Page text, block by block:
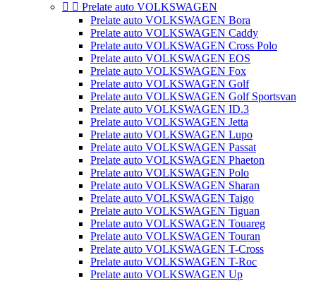
  Prelate auto VOLKSWAGEN
Prelate auto VOLKSWAGEN Bora
Prelate auto VOLKSWAGEN Caddy
Prelate auto VOLKSWAGEN Cross Polo
Prelate auto VOLKSWAGEN EOS
Prelate auto VOLKSWAGEN Fox
Prelate auto VOLKSWAGEN Golf
Prelate auto VOLKSWAGEN Golf Sportsvan
Prelate auto VOLKSWAGEN ID.3
Prelate auto VOLKSWAGEN Jetta
Prelate auto VOLKSWAGEN Lupo
Prelate auto VOLKSWAGEN Passat
Prelate auto VOLKSWAGEN Phaeton
Prelate auto VOLKSWAGEN Polo
Prelate auto VOLKSWAGEN Sharan
Prelate auto VOLKSWAGEN Taigo
Prelate auto VOLKSWAGEN Tiguan
Prelate auto VOLKSWAGEN Touareg
Prelate auto VOLKSWAGEN Touran
Prelate auto VOLKSWAGEN T-Cross
Prelate auto VOLKSWAGEN T-Roc
Prelate auto VOLKSWAGEN Up